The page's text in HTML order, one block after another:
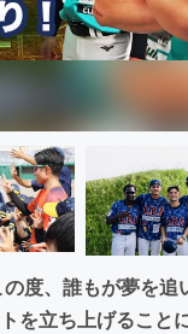
度、誰もが夢を
を立ち上げること